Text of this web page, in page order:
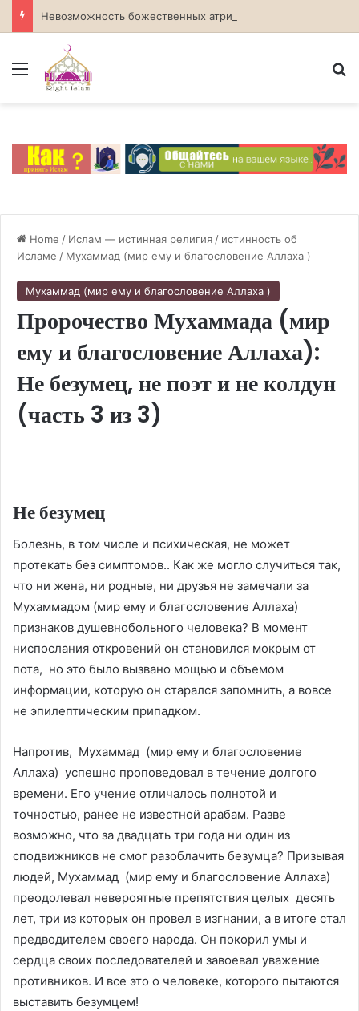
Невозможность божественных атрибутов в атеизме
Menu
Home / Ислам — истинная религия / истинность об
Исламе / Мухаммад (мир ему и благословение Аллаха )
Мухаммад (мир ему и благословение Аллаха )
Пророчество Мухаммада (мир
ему и благословение Аллаха):
Не безумец, не поэт и не колдун
(часть 3 из 3)
Не безумец
Болезнь, в том числе и психическая, не может
протекать без симптомов.. Как же могло случиться так,
что ни жена, ни родные, ни друзья не замечали за
Мухаммадом (мир ему и благословение Аллаха)
признаков душевнобольного человека? В момент
ниспослания откровений он становился мокрым от
пота, но это было вызвано мощью и объемом
информации, которую он старался запомнить, а вовсе
не эпилептическим припадком.
Напротив, Мухаммад (мир ему и благословение
Аллаха) успешно проповедовал в течение долгого
времени. Его учение отличалось полнотой и
точностью, ранее не известной арабам. Разве
возможно, что за двадцать три года ни один из
сподвижников не смог разоблачить безумца? Призывая
людей, Мухаммад (мир ему и благословение Аллаха)
преодолевал невероятные препятствия целых десять
лет, три из которых он провел в изгнании, а в итоге стал
предводителем своего народа. Он покорил умы и
сердца своих последователей и завоевал уважение
противников. И все это о человеке, которого пытаются
выставить безумцем!